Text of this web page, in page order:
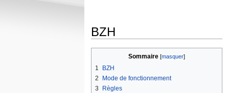
BZH
navigation
recherche
Sommaire
1
BZH
2
Mode de fonctionnement
3
Règles